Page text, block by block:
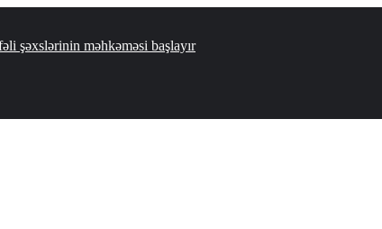
şəxslərinin məhkəməsi başlayır